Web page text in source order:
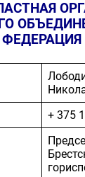
+ 375